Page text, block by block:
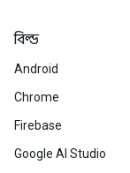
বিল্ড
Android
Chrome
Firebase
Google AI Studio